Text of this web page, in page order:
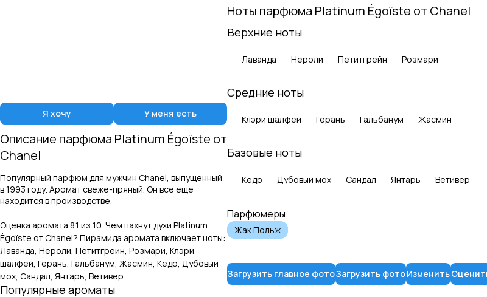
Я хочу У меня есть
Описание парфюма Platinum Égoïste от
Chanel
Популярный парфюм для мужчин Chanel, выпущенный
в 1993 году. Аромат свеже-пряный. Он все еще
находится в производстве.
Оценка аромата 8.1 из 10. Чем пахнут духи Platinum
Égoïste отChanel? Пирамида аромата включает ноты:
Лаванда, Нероли, Петитгрейн, Розмари, Клэри
шалфей, Герань, Гальбанум, Жасмин, Кедр, Дубовый
мох, Сандал, Янтарь, Ветивер.
Популярные ароматы
Ноты парфюма Platinum Égoïste от Chanel
Верхние ноты
Лаванда Нероли Петитгрейн Розмари
Средние ноты
Клэри шалфей Герань Гальбанум Жасмин
Базовые ноты
Кедр Дубовый мох Сандал Янтарь Ветивер
Парфюмеры:
Жак Польж
Загрузить главное фотоЗагрузить фотоИзменить